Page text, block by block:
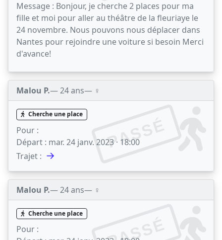
Message : Bonjour, je cherche 2 places pour ma
fille et moi pour aller au théâtre de la fleuriaye le
24 novembre. Nous pouvons nous déplacer dans
Nantes pour rejoindre une voiture si besoin Merci
d'avance!
Malou P.— 24 ans— ♀️
PASSÉ
Cherche une place
Pour :
Départ : mar. 24 janv. 2023 · 18:00
Trajet : →
Malou P.— 24 ans— ♀️
Cherche une place
Pour :